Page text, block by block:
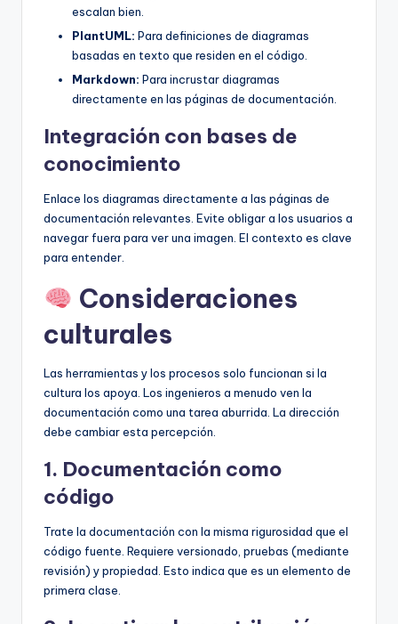
escalan bien.
PlantUML: Para definiciones de diagramas
basadas en texto que residen en el código.
Markdown: Para incrustar diagramas
directamente en las páginas de documentación.
Integración con bases de
conocimiento
Enlace los diagramas directamente a las páginas de
documentación relevantes. Evite obligar a los usuarios a
navegar fuera para ver una imagen. El contexto es clave
para entender.
Consideraciones
culturales
Las herramientas y los procesos solo funcionan si la
cultura los apoya. Los ingenieros a menudo ven la
documentación como una tarea aburrida. La dirección
debe cambiar esta percepción.
1. Documentación como
código
Trate la documentación con la misma rigurosidad que el
código fuente. Requiere versionado, pruebas (mediante
revisión) y propiedad. Esto indica que es un elemento de
primera clase.